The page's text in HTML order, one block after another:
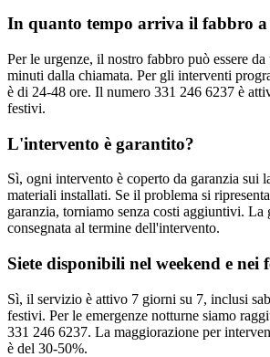
In quanto tempo arriva il fabbro a
Per le urgenze, il nostro fabbro può essere
minuti dalla chiamata. Per gli interventi
è di 24-48 ore. Il numero 331 246 6237 è
festivi.
L'intervento è garantito?
Sì, ogni intervento è coperto da garanzia sui
materiali installati. Se il problema si
garanzia, torniamo senza costi aggiuntivi. La
consegnata al termine dell'intervento.
Siete disponibili nel weekend e nei
Sì, il servizio è attivo 7 giorni su 7, inclusi
festivi. Per le emergenze notturne siamo
331 246 6237. La maggiorazione per
è del 30-50%.